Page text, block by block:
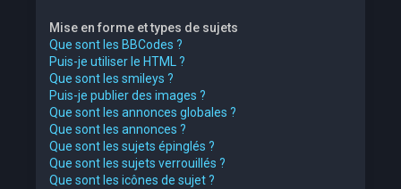
Mise en forme et types de sujets
Que sont les BBCodes ?
Puis-je utiliser le HTML ?
Que sont les smileys ?
Puis-je publier des images ?
Que sont les annonces globales ?
Que sont les annonces ?
Que sont les sujets épinglés ?
Que sont les sujets verrouillés ?
Que sont les icônes de sujet ?